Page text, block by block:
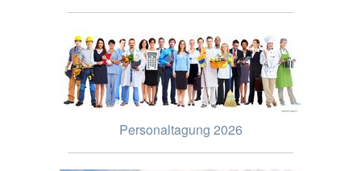
Personaltagung 2026